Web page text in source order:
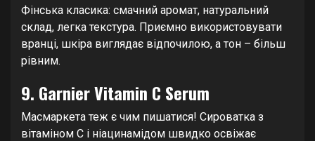
Фінська класика: смачний аромат, натуральний
склад, легка текстура. Приємно використовувати
вранці, шкіра виглядає відпочилою, а тон – більш
рівним.
9. Garnier Vitamin C Serum
Масмаркета теж є чим пишатися! Сироватка з
вітаміном C і ніацинамідом швидко освіжає